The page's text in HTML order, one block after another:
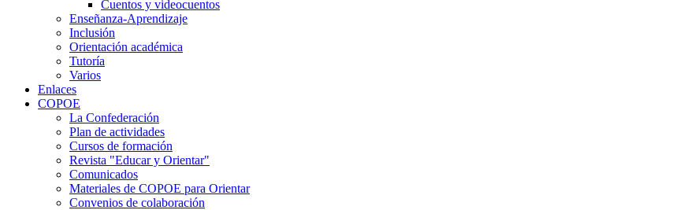
Cuentos y videocuentos
Enseñanza-Aprendizaje
Inclusión
Orientación académica
Tutoría
Varios
Enlaces
COPOE
La Confederación
Plan de actividades
Cursos de formación
Revista "Educar y Orientar"
Comunicados
Materiales de COPOE para Orientar
Convenios de colaboración